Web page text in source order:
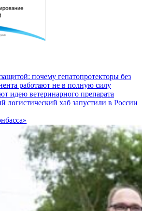
почему гепатопротекторы без
работают не в полную силу
идею ветеринарного препарата
логистический хаб запустили в России